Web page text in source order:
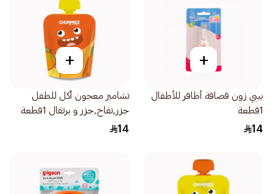
+
بيبي زون قصافة أظافر للأطفال
1قطعة
14
+
تشاميز معجون أكل للطفل
جزر,تفاح,جزر و برتقال 1قطعة
14